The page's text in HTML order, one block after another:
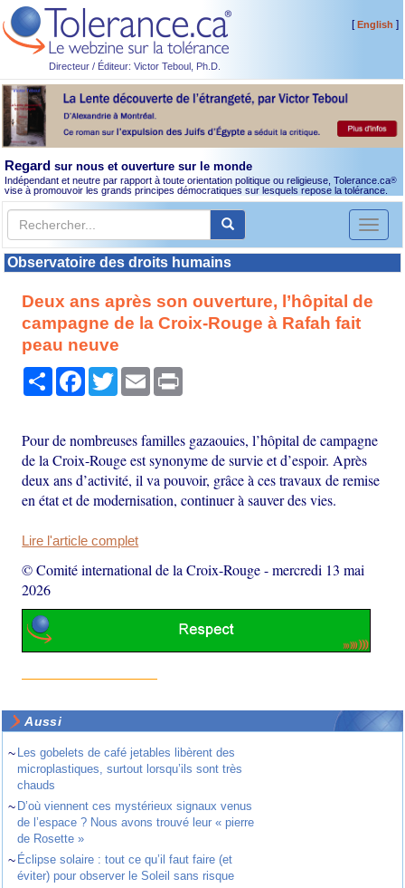
Directeur / Éditeur: Victor Teboul, Ph.D.
[English ]
Regard sur nous et ouverture sur le monde
Indépendant et neutre par rapport à toute orientation politique ou religieuse, Tolerance.ca®
vise à promouvoir les grands principes démocratiques sur lesquels repose la tolérance.
Toggle
Observatoire des droits humains
Deux ans après son ouverture, l’hôpital de
campagne de la Croix-Rouge à Rafah fait
peau neuve
PartagerFacebook
TwitterEmail
Pour de nombreuses familles gazaouies, l’hôpital de campagne
de la Croix-Rouge est synonyme de survie et d’espoir. Après
deux ans d’activité, il va pouvoir, grâce à ces travaux de remise
en état et de modernisation, continuer à sauver des vies.
Lire l'article complet
© Comité international de la Croix-Rouge-mercredi 13 mai
2026
Aussi
~ Les gobelets de café jetables libèrent des
microplastiques, surtout lorsqu’ils sont très
chauds
~ D’où viennent ces mystérieux signaux venus
de l’espace ? Nous avons trouvé leur « pierre
de Rosette »
~ Éclipse solaire : tout ce qu’il faut faire (et
éviter) pour observer le Soleil sans risque